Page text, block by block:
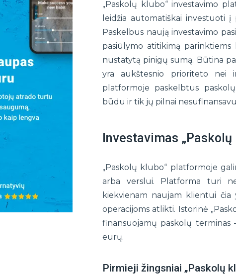
„Paskolų klubo“ investavimo
leidžia automatiškai investuoti
Paskelbus naują investavimo
pasiūlymo atitikimą
nustatytą pinigų sumą. Būtina
yra aukštesnio prioriteto nei
platformoje paskelbtus
būdu ir tik jų pilnai
Investavimas
„Paskolų klubo“ platformoje
arba verslui. Platforma turi
kiekvienam naujam klientui čia
operacijoms atlikti. Istorinė
finansuojamų paskolų terminas
eurų.
Pirmieji žingsniai „Paskolų